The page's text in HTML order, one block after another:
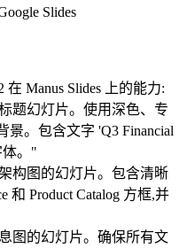
Manus Slides 上的能力:
题幻灯片。使用深色、专
。包含文字 'Q3 Financial
体。"
构图的幻灯片。包含清晰
和 Product Catalog 方框,并
图的幻灯片。确保所有文